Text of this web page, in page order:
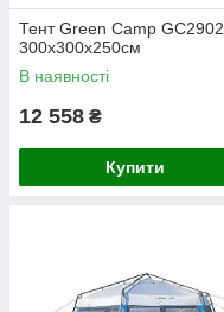
Тент Green Camp GC2902,
300х300х250см
В наявності
12 558 ₴
Купити